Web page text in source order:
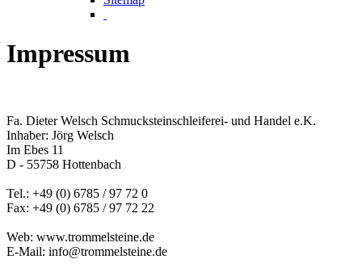
Impressum
Fa. Dieter Welsch Schmucksteinschleiferei- und Handel e.K.
Inhaber: Jörg Welsch
Im Ebes 11
D - 55758 Hottenbach
Tel.: +49 (0) 6785 / 97 72 0
Fax: +49 (0) 6785 / 97 72 22
Web: www.trommelsteine.de
E-Mail: info@trommelsteine.de